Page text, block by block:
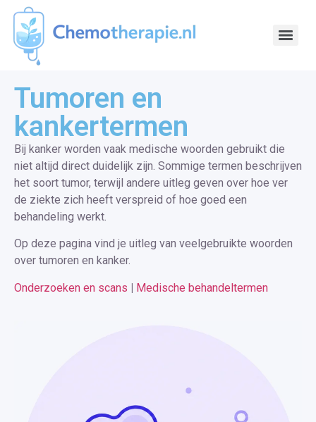
Tumoren en
kankertermen
Bij kanker worden vaak medische woorden gebruikt die
niet altijd direct duidelijk zijn. Sommige termen beschrijven
het soort tumor, terwijl andere uitleg geven over hoe ver
de ziekte zich heeft verspreid of hoe goed een
behandeling werkt.
Op deze pagina vind je uitleg van veelgebruikte woorden
over tumoren en kanker.
Onderzoeken en scans | Medische behandeltermen